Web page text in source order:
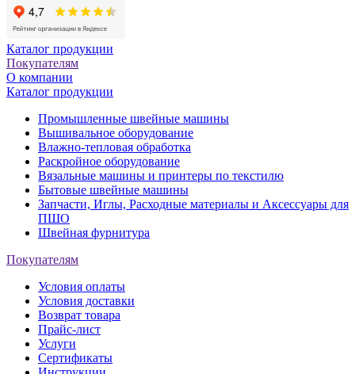
Каталог продукции
Покупателям
О компании
Каталог продукции
Промышленные швейные машины
Вышивальное оборудование
Влажно-тепловая обработка
Раскройное оборудование
Вязальные машины и принтеры по текстилю
Бытовые швейные машины
Запчасти, Иглы, Расходные материалы и Аксессуары для
ПШО
Швейная фурнитура
Покупателям
Условия оплаты
Условия доставки
Возврат товара
Прайс-лист
Услуги
Сертификаты